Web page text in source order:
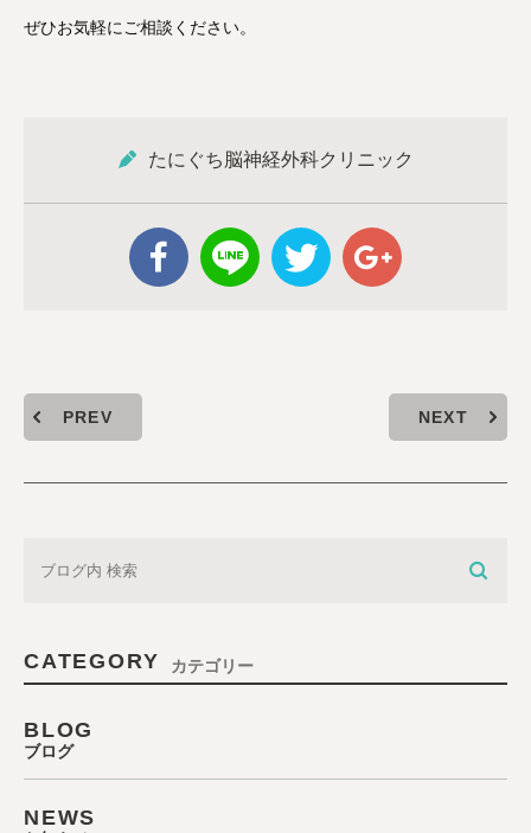
ぜひお気軽にご相談ください。
たにぐち脳神経外科クリニック
PREV NEXT
CATEGORY カテゴリー
BLOG
ブログ
NEWS